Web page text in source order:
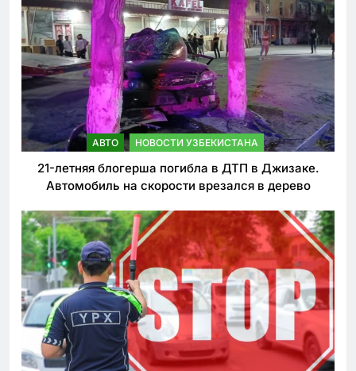
АВТО НОВОСТИ УЗБЕКИСТАНА
21-летняя блогерша погибла в ДТП в Джизаке.
Автомобиль на скорости врезался в дерево